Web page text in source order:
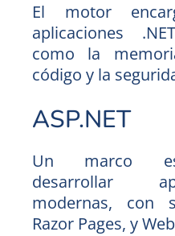
El motor
aplicaciones
como la
código y la
ASP.NET
Un marco
desarrollar
modernas, con
Razor Pages, y